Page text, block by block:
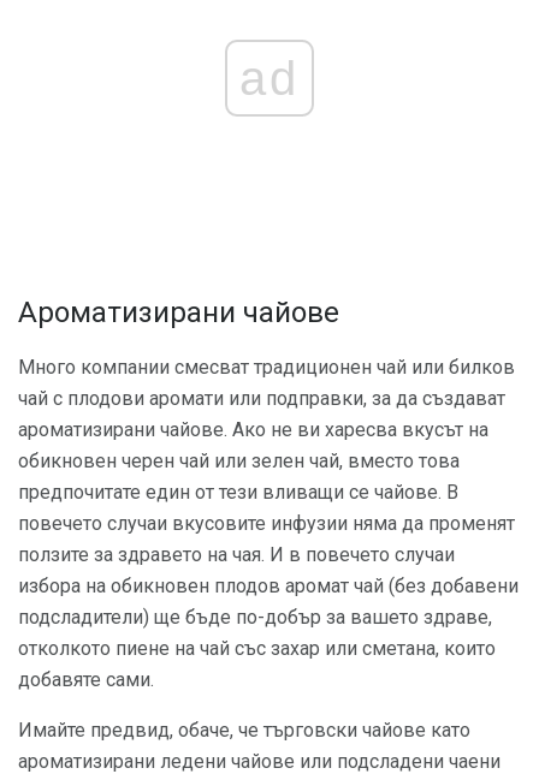
ad
Ароматизирани чайове
Много компании смесват традиционен чай или билков
чай ​​с плодови аромати или подправки, за да създават
ароматизирани чайове. Ако не ви харесва вкусът на
обикновен черен чай или зелен чай, вместо това
предпочитате един от тези вливащи се чайове. В
повечето случаи вкусовите инфузии няма да променят
ползите за здравето на чая. И в повечето случаи
избора на обикновен плодов аромат чай (без добавени
подсладители) ще бъде по-добър за вашето здраве,
отколкото пиене на чай със захар или сметана, които
добавяте сами.
Имайте предвид, обаче, че търговски чайове като
ароматизирани ледени чайове или подсладени чаени